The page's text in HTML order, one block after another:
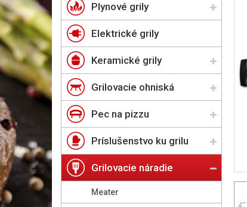
Plynové grily
Elektrické grily
Keramické grily
Grilovacie ohniská
Pec na pizzu
Príslušenstvo ku grilu
Grilovacie náradie
Meater